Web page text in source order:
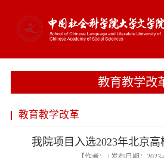
教育教学改
教育教学改革
我院项目入选2023年北京高